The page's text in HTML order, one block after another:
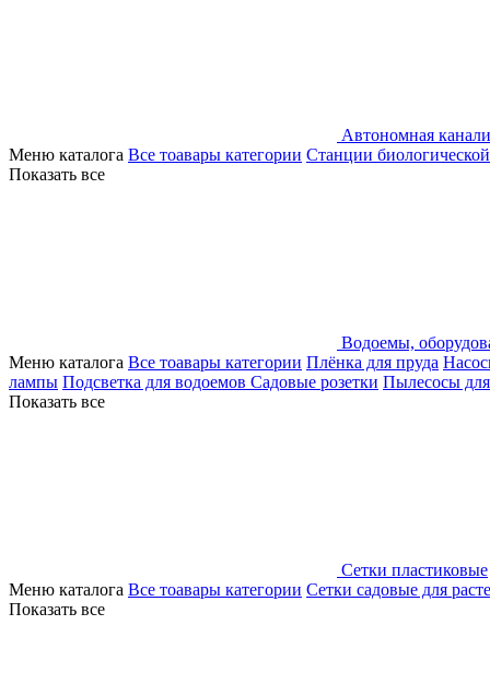
Автономная
Меню каталога Все тоавары категории Станции
Показать все
Водоемы,
Меню каталога Все тоавары категории Плёнка для пруда
лампы Подсветка для водоемов Садовые розетки Пылесосы
Показать все
Сетки пластиковые
Меню каталога Все тоавары категории Сетки садовые для
Показать все